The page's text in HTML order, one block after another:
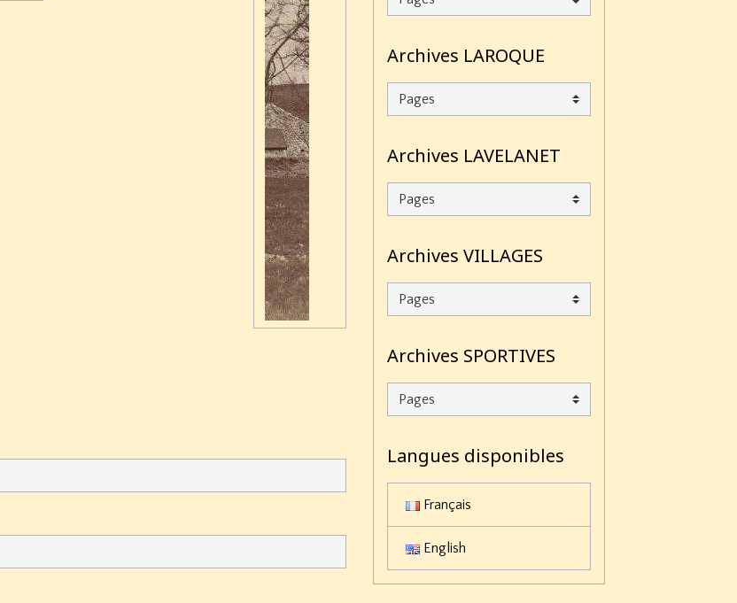
Archives LAROQUE
Archives LAVELANET
Archives VILLAGES
Archives SPORTIVES
Langues disponibles
Français
English